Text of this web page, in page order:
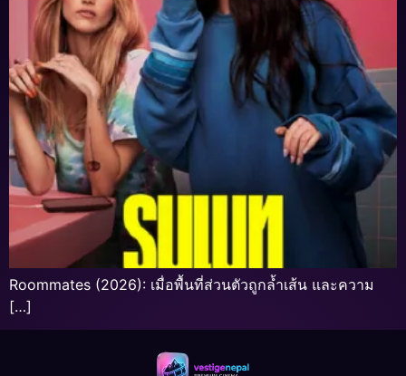
Roommates (2026): เมื่อพื้นที่ส่วนตัวถูกล้ำเส้น และความ
[…]